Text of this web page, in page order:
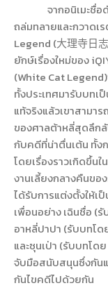
จากอนิเมะชื่
ถล่มทลายและกวาดเ
Legend (大理寺日志
ยักษ์เรื่องใหม่ของ
(White Cat
ทั้งประเทศมารับบทเ
แท้จริงแล้วเขาสามา
ของศาลต้าหลี่สุดลึก
กับคดีที่น่าตื่นเต้น ทั้ง
โดยเรื่องราวเกิดขึ้น
งานเลี้ยงกลางคืนขอ
ได้รับการแต่งตั้งให้เ
เพื่อนอย่าง เฉินชื่อ (
อาหลี่ปาปา (รับบทโด
และซุนเป่า (รับบทโด
จับมือสนับสนุนซึ่งกันแ
กันไขคดีไปด้วยกัน